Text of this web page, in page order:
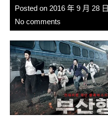
Posted on 2016 年 9 月 28 日
No comments